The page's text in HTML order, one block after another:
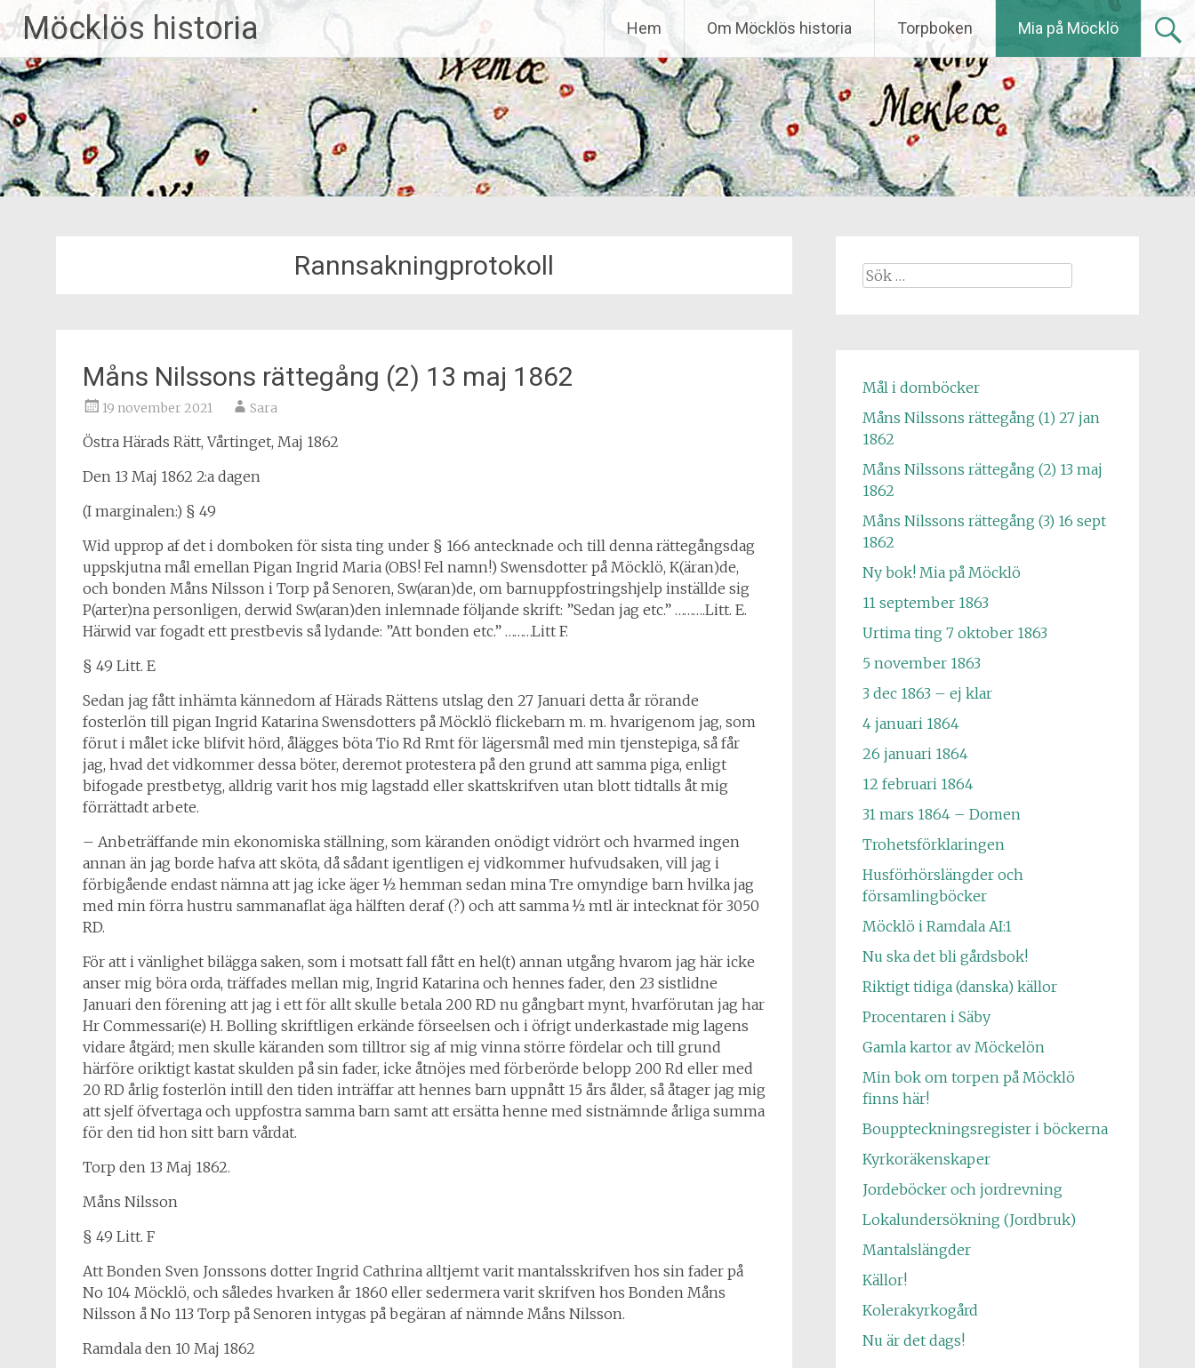
Hoppa
till
innehåll
Möcklös historia Hem Om Möcklös historia Torpboken Mia på Möcklö
Rannsakningprotokoll
Måns Nilssons rättegång (2) 13 maj 1862
19 november 2021 Sara
Östra Härads Rätt, Vårtinget, Maj 1862
Den 13 Maj 1862 2:a dagen
(I marginalen:) § 49
Wid upprop af det i domboken för sista ting under § 166 antecknade och till denna rättegångsdag
uppskjutna mål emellan Pigan Ingrid Maria (OBS! Fel namn!) Swensdotter på Möcklö, K(äran)de,
och bonden Måns Nilsson i Torp på Senoren, Sw(aran)de, om barnuppfostringshjelp inställde sig
P(arter)na personligen, derwid Sw(aran)den inlemnade följande skrift: ”Sedan jag etc.” ……….Litt. E.
Härwid var fogadt ett prestbevis så lydande: ”Att bonden etc.” ………Litt F.
§ 49 Litt. E
Sedan jag fått inhämta kännedom af Härads Rättens utslag den 27 Januari detta år rörande
fosterlön till pigan Ingrid Katarina Swensdotters på Möcklö flickebarn m. m. hvarigenom jag, som
förut i målet icke blifvit hörd, ålägges böta Tio Rd Rmt för lägersmål med min tjenstepiga, så får
jag, hvad det vidkommer dessa böter, deremot protestera på den grund att samma piga, enligt
bifogade prestbetyg, alldrig varit hos mig lagstadd eller skattskrifven utan blott tidtalls åt mig
förrättadt arbete.
– Anbeträffande min ekonomiska ställning, som käranden onödigt vidrört och hvarmed ingen
annan än jag borde hafva att sköta, då sådant igentligen ej vidkommer hufvudsaken, vill jag i
förbigående endast nämna att jag icke äger ½ hemman sedan mina Tre omyndige barn hvilka jag
med min förra hustru sammanaflat äga hälften deraf (?) och att samma ½ mtl är intecknat för 3050
RD.
För att i vänlighet bilägga saken, som i motsatt fall fått en hel(t) annan utgång hvarom jag här icke
anser mig böra orda, träffades mellan mig, Ingrid Katarina och hennes fader, den 23 sistlidne
Januari den förening att jag i ett för allt skulle betala 200 RD nu gångbart mynt, hvarförutan jag har
Hr Commessari(e) H. Bolling skriftligen erkände förseelsen och i öfrigt underkastade mig lagens
vidare åtgärd; men skulle käranden som tilltror sig af mig vinna större fördelar och till grund
härföre oriktigt kastat skulden på sin fader, icke åtnöjes med förberörde belopp 200 Rd eller med
20 RD årlig fosterlön intill den tiden inträffar att hennes barn uppnått 15 års ålder, så åtager jag mig
att sjelf öfvertaga och uppfostra samma barn samt att ersätta henne med sistnämnde årliga summa
för den tid hon sitt barn vårdat.
Torp den 13 Maj 1862.
Måns Nilsson
§ 49 Litt. F
Att Bonden Sven Jonssons dotter Ingrid Cathrina alltjemt varit mantalsskrifven hos sin fader på
No 104 Möcklö, och således hvarken år 1860 eller sedermera varit skrifven hos Bonden Måns
Nilsson å No 113 Torp på Senoren intygas på begäran af nämnde Måns Nilsson.
Ramdala den 10 Maj 1862
Sök
Mål i domböcker
Måns Nilssons rättegång (1) 27 jan
1862
Måns Nilssons rättegång (2) 13 maj
1862
Måns Nilssons rättegång (3) 16 sept
1862
Ny bok! Mia på Möcklö
11 september 1863
Urtima ting 7 oktober 1863
5 november 1863
3 dec 1863 – ej klar
4 januari 1864
26 januari 1864
12 februari 1864
31 mars 1864 – Domen
Trohetsförklaringen
Husförhörslängder och
församlingböcker
Möcklö i Ramdala AI:1
Nu ska det bli gårdsbok!
Riktigt tidiga (danska) källor
Procentaren i Säby
Gamla kartor av Möckelön
Min bok om torpen på Möcklö
finns här!
Bouppteckningsregister i böckerna
Kyrkoräkenskaper
Jordeböcker och jordrevning
Lokalundersökning (Jordbruk)
Mantalslängder
Källor!
Kolerakyrkogård
Nu är det dags!